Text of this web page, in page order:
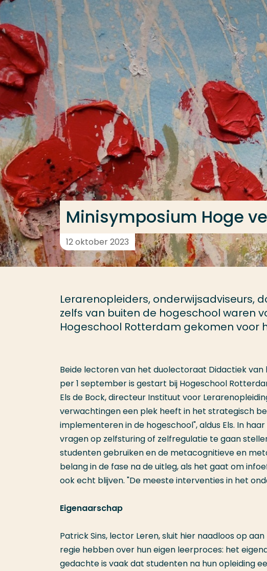
Ga direct naar de content
Minisymposium Hoge
12 oktober 2023
Lerarenopleiders, onderwijsadviseurs,
zelfs van buiten de hogeschool waren
Hogeschool Rotterdam gekomen voor
Beide lectoren van het duolectoraat Didactiek van
per 1 september is gestart bij Hogeschool
Els de Bock, directeur Instituut voor
verwachtingen een plek heeft in het strategisch
implementeren in de hogeschool", aldus Els. In
vragen op zelfsturing of zelfregulatie te gaan
studenten gebruiken en de metacognitieve en
belang in de fase na de uitleg, als het gaat om
ook echt blijven. "De meeste interventies in het
Eigenaarschap
Patrick Sins, lector Leren, sluit hier naadloos op
regie hebben over hun eigen leerproces: het
gedachte is vaak dat studenten na hun opleiding
Veel gezocht
Opleiding
Contact